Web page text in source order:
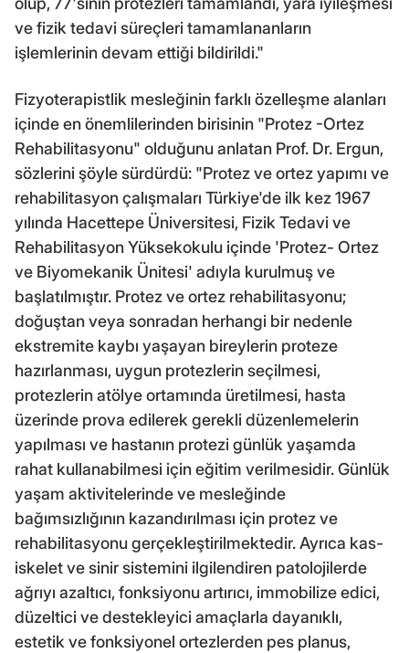
ve fizik tedavi süreçleri tamamlananların
işlemlerinin devam ettiği bildirildi."
Fizyoterapistlik mesleğinin farklı özelleşme alanları
içinde en önemlilerinden birisinin "Protez -Ortez
Rehabilitasyonu" olduğunu anlatan Prof. Dr. Ergun,
sözlerini şöyle sürdürdü: "Protez ve ortez yapımı ve
rehabilitasyon çalışmaları Türkiye'de ilk kez 1967
yılında Hacettepe Üniversitesi, Fizik Tedavi ve
Rehabilitasyon Yüksekokulu içinde 'Protez- Ortez
ve Biyomekanik Ünitesi' adıyla kurulmuş ve
başlatılmıştır. Protez ve ortez rehabilitasyonu;
doğuştan veya sonradan herhangi bir nedenle
ekstremite kaybı yaşayan bireylerin proteze
hazırlanması, uygun protezlerin seçilmesi,
protezlerin atölye ortamında üretilmesi, hasta
üzerinde prova edilerek gerekli düzenlemelerin
yapılması ve hastanın protezi günlük yaşamda
rahat kullanabilmesi için eğitim verilmesidir. Günlük
yaşam aktivitelerinde ve mesleğinde
bağımsızlığının kazandırılması için protez ve
rehabilitasyonu gerçekleştirilmektedir. Ayrıca kas-
iskelet ve sinir sistemini ilgilendiren patolojilerde
ağrıyı azaltıcı, fonksiyonu artırıcı, immobilize edici,
düzeltici ve destekleyici amaçlarla dayanıklı,
estetik ve fonksiyonel ortezlerden pes planus,